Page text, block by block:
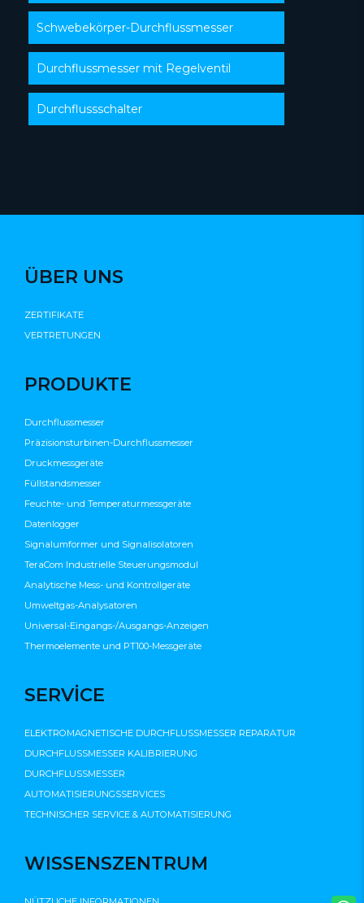
Schwebekörper-Durchflussmesser
Durchflussmesser mit Regelventil
Durchflussschalter
ÜBER UNS
ZERTIFIKATE
VERTRETUNGEN
PRODUKTE
Durchflussmesser
Präzisionsturbinen-Durchflussmesser
Druckmessgeräte
Füllstandsmesser
Feuchte- und Temperaturmessgeräte
Datenlogger
Signalumformer und Signalisolatoren
TeraCom Industrielle Steuerungsmodul
Analytische Mess- und Kontrollgeräte
Umweltgas-Analysatoren
Universal-Eingangs-/Ausgangs-Anzeigen
Thermoelemente und PT100-Messgeräte
SERVİCE
ELEKTROMAGNETISCHE DURCHFLUSSMESSER REPARATUR
DURCHFLUSSMESSER KALIBRIERUNG
DURCHFLUSSMESSER
AUTOMATISIERUNGSSERVICES
TECHNISCHER SERVICE & AUTOMATISIERUNG
WISSENSZENTRUM